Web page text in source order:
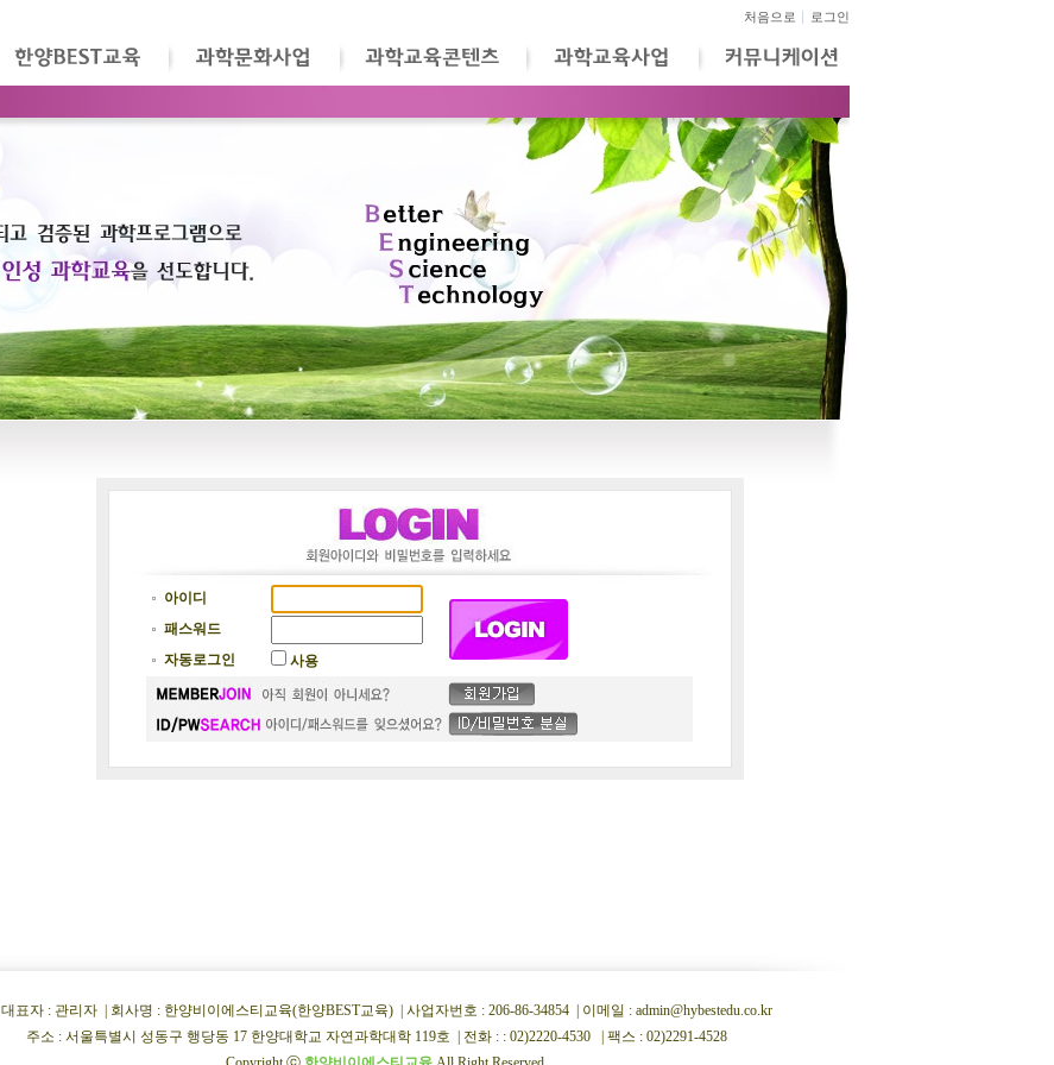
처음으로 로그인
아이디
패스워드
자동로그인
사용
대표자 : 관리자 | 회사명 : 한양비이에스티교육(한양BEST교육) | 사업자번호 : 206-86-34854 | 이메일 : admin@hybestedu.co.kr
주소 : 서울특별시 성동구 행당동 17 한양대학교 자연과학대학 119호 | 전화 : : 02)2220-4530 | 팩스 : 02)2291-4528